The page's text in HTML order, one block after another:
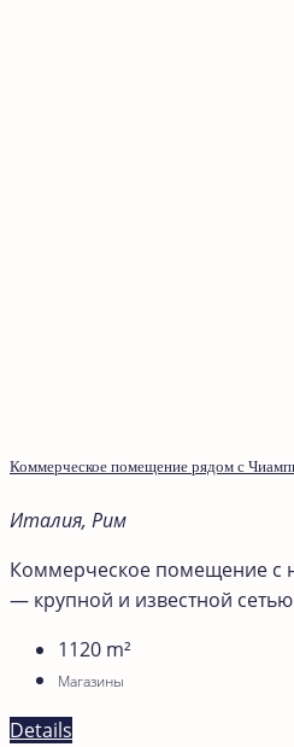
Коммерческое помещение рядом с
Италия, Рим
Коммерческое помещение с
— крупной и известной
1120 m²
Магазины
Details